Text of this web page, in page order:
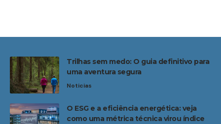
Trilhas sem medo: O guia definitivo para
uma aventura segura
Noticias
O ESG e a eficiência energética: veja
como uma métrica técnica virou índice